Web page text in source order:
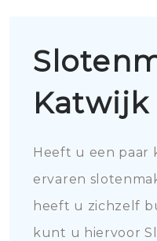
Heeft u een paar
ervaren
heeft u zichzelf
kunt u hiervoor